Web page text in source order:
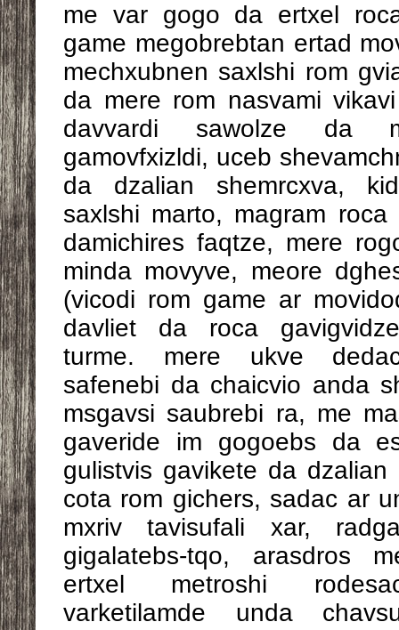
me var gogo da ertxel
game megobrebtan ertad
mechxubnen saxlshi rom
da mere rom nasvami
davvardi sawolze da
gamovfxizldi, uceb
da dzalian shemrcxva,
saxlshi marto, magram roca
damichires faqtze, mere
minda movyve, meore
(vicodi rom game ar
davliet da roca
turme. mere ukve
safenebi da chaicvio anda
msgavsi saubrebi ra, me
gaveride im gogoebs da
gulistvis gavikete da dzalian
cota rom gichers, sadac ar
mxriv tavisufali xar,
gigalatebs-tqo, arasdros
ertxel metroshi
varketilamde unda